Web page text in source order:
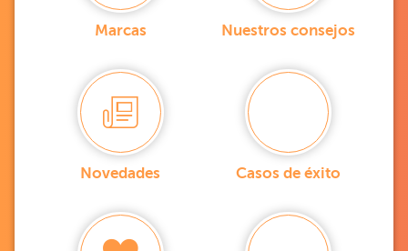
Marcas Nuestros consejos
Novedades Casos de éxito